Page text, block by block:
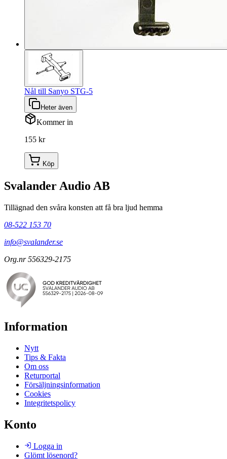
Nål till Sanyo STG-5
Heter även
Kommer in
155 kr
Köp
Svalander Audio AB
Tillägnad den svåra konsten att få bra ljud hemma
08-522 153 70
info@svalander.se
Org.nr 556329-2175
Information
Nytt
Tips & Fakta
Om oss
Returportal
Försäljningsinformation
Cookies
Integritetspolicy
Konto
Logga in
Glömt lösenord?